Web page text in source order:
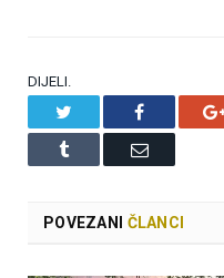
DIJELI.
Facebook
Tumblr Email
POVEZANI ČLANCI